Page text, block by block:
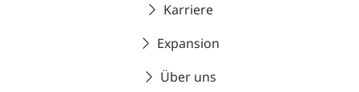
Karriere
Expansion
Über uns